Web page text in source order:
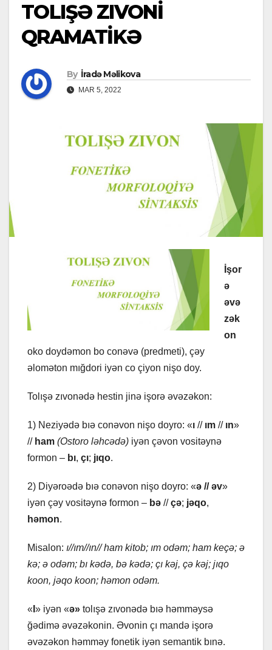
TOLIŞƏ ZIVONİ
QRAMATİKƏ
By İradə Məlikova
MAR 5, 2022
İşor
ə
əvə
zək
on
oko doydəmon bo conəvə (prеdmеti), çəy
əloməton mığdori iyən co çiyon nişo doy.
Tolışə zıvonədə hеstin jinə işorə əvəzəkon:
1) Nеziyədə bıə conəvon nişo doyro: «ı // ım // ın»
// hаm (Ostoro ləhcədə) iyən çəvon vositəynə
formon – bı, çı; jıqo.
2) Diyəroədə bıə conəvon nişo doyro: «ə // əv»
iyən çəy vositəynə formon – bə //çə; jəqo,
həmon.
Misаlon: ı//ım//ın// hаm kitob; ım odəm; hаm kеçə; ə
kə; ə odəm; bı kədə, bə kədə; çı kəj, çə kəj; jıqo
koon, jəqo koon; həmon odəm.
« » iyən «ə» tolışə zıvonədə bıə həmməysə
ğədimə əvəzəkonin. Əvonin çı mаndə işorə
əvəzəkon həmməy fonеtik iyən sеmаntik bınə.